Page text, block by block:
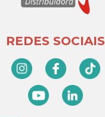
REDES SOCIAIS